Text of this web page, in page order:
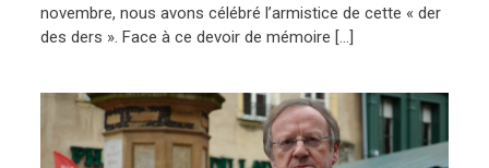
novembre, nous avons célébré l’armistice de cette « der
des ders ». Face à ce devoir de mémoire […]